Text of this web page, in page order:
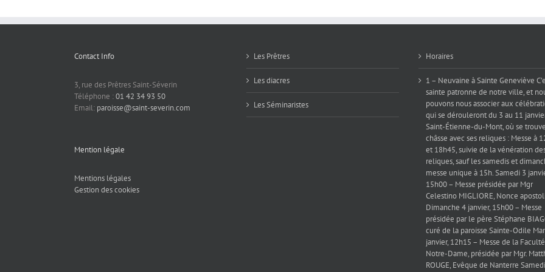
Contact Info
3, rue des Prêtres Saint-Séverin
Téléphone :01 42 34 93 50
Email: paroisse@saint-severin.com
Mention légale
Mentions légales
Gestion des cookies
Les Prêtres
Les diacres
Les Séminaristes
Horaires
1 – Neuvaine à Sainte Geneviève
sainte patronne de notre ville, et
pouvons nous associer aux
qui se dérouleront du 3 au 11
Saint-Étienne-du-Mont, où se
châsse avec ses reliques : Messe à
et 18h45, suivie de la vénération
reliques, sauf les samedis et
messe unique à 15h. Samedi 3
15h00 – Messe présidée par Mgr
Celestino MIGLIORE, Nonce
Dimanche 4 janvier, 15h00 – Messe
présidée par le père Stéphane
curé de la paroisse Sainte-Odile
janvier, 12h15 – Messe de la Faculté
Notre-Dame, présidée par Mgr.
ROUGE, Evêque de Nanterre